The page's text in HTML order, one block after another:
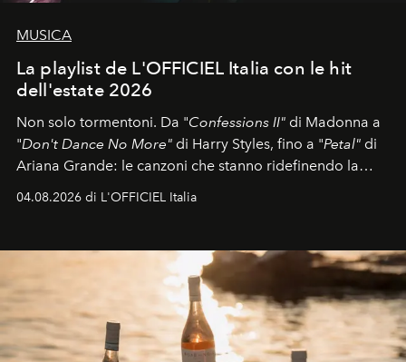
MUSICA
La playlist de L'OFFICIEL Italia con le hit
dell'estate 2026
Non solo tormentoni. Da "Confessions II" di Madonna a
"Don't Dance No More" di Harry Styles, fino a "Petal" di
Ariana Grande: le canzoni che stanno ridefinendo la
colonna sonora della stagione.
04.08.2026 di L'OFFICIEL Italia